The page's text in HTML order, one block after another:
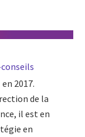
2017.
de la
il est en
en